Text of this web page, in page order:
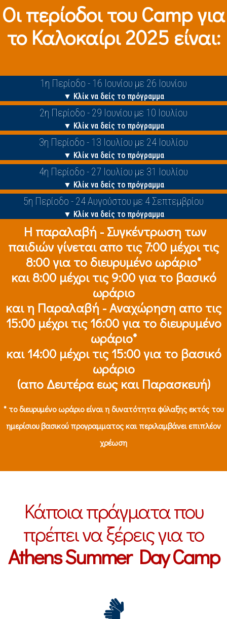
Οι περίοδοι τoυ Camp για
το Καλοκαίρι 2025 είναι:
1η Περίοδο - 16 Ιουνίου με 26 Ιουνίου
▼ Κλίκ να δείς το πρόγραμμα
2η Περίοδο - 29 Ιουνίου με 10 Ιουλίου
▼ Κλίκ να δείς το πρόγραμμα
3η Περίοδο - 13 Ιουλίου με 24 Ιουλίου
▼ Κλίκ να δείς το πρόγραμμα
4η Περίοδο - 27 Ιουλίου με 31 Ιουλίου
▼ Κλίκ να δείς το πρόγραμμα
5η Περίοδο - 24 Αυγούστου με 4 Σεπτεμβρίου
▼ Κλίκ να δείς το πρόγραμμα
Η παραλαβή - Συγκέντρωση των
παιδιών γίνεται απο τις 7:00 μέχρι τις
8:00 για το διευρυμένο ωράριο*
και 8:00 μέχρι τις 9:00 για το βασικό
ωράριο
και η Παραλαβή - Αναχώρηση απο τις
15:00 μέχρι τις 16:00 για το διευρυμένο
ωράριο*
και 14:00 μέχρι τις 15:00 για το βασικό
ωράριο
(απο Δευτέρα εως και Παρασκευή)
* το διευρυμένο ωράριο είναι η δυνατότητα φύλαξης εκτός του
ημερίσιου βασικού προγραμματος και περιλαμβάνει επιπλέον
χρέωση
Κάποια πράγματα που
πρέπει να ξέρεις για το
Athens Summer Day Camp